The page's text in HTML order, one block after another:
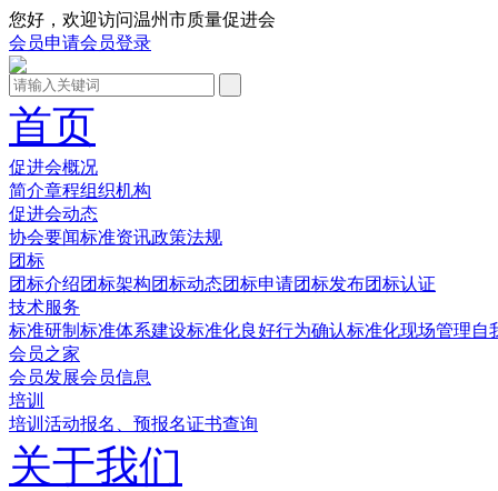
您好，欢迎访问温州市质量促进会
会员申请会员登录
首页
促进会概况
简介章程组织机构
促进会动态
协会要闻标准资讯政策法规
团标
团标介绍团标架构团标动态团标申请团标发布团标认证
技术服务
标准研制 标准体系建设标准化良好行为确认标准化现场管理自
会员之家
会员发展会员信息
培训
培训活动报名、预报名证书查询
关于我们